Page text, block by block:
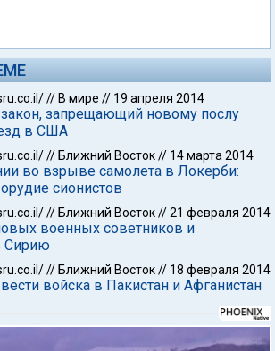
// В мире // 19 апреля 2014
запрещающий новому послу
в США
// Ближний Восток// 14 марта 2014
во взрыве самолета в Локерби:
сионистов
// Ближний Восток//21 февраля 2014
военных советников и
Сирию
// Ближний Восток// 18 февраля 2014
войска в Пакистан и Афганистан